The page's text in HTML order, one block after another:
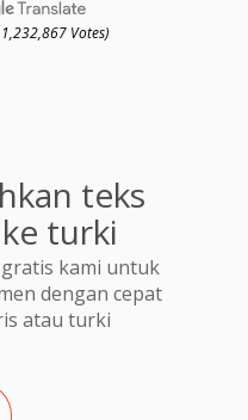
Votes)
teks
turki
kami untuk
dengan cepat
atau turki